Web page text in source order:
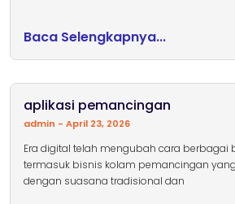
Baca Selengkapnya...
aplikasi pemancingan
admin April 23, 2026
Era digital telah mengubah cara berbagai
termasuk bisnis kolam pemancingan
dengan suasana tradisional dan